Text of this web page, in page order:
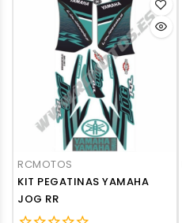
ecosolvente. Alta
resistencia, acabado
profesional y opción de
personalización.
RCMOTOS
KIT PEGATINAS YAMAHA
JOG RR